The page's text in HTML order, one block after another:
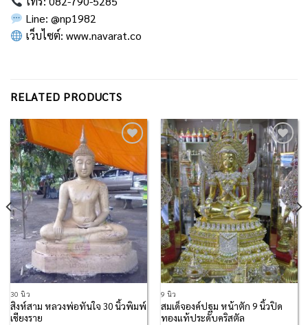
Line:@np1982
เว็บไซต์:www.navarat.co
RELATED PRODUCTS
Wishlist
30 นิ้ว
สิงห์สาม หลวงพ่อทันใจ 30 นิ้วพิมพ์
เชียงราย
Add to
Wishlist
9 นิ้ว
สมเด็จองค์ปฐม หน้าตัก 9 นิ้วปิด
ทองแท้ประดับคริสตัล